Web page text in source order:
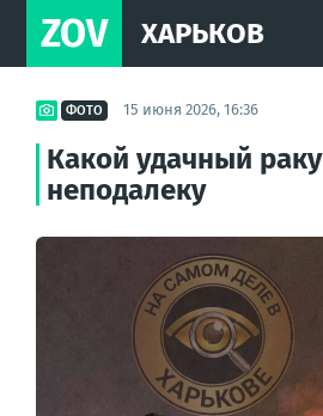
ZOV ХАРЬКОВ
ФОТО 15 июня 2026, 16:36
Какой удачный
неподалеку